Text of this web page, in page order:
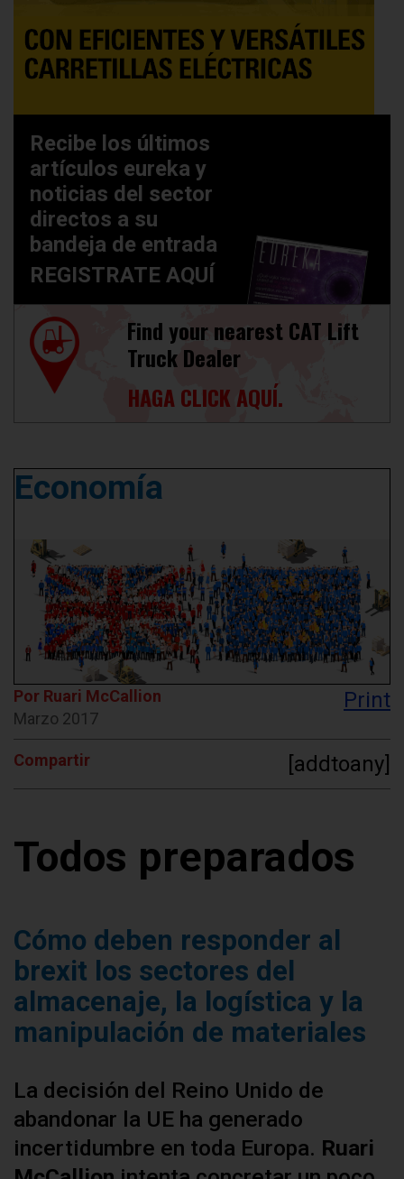
Recibe los últimos
artículos eureka y
noticias del sector
directos a su
bandeja de entrada
REGISTRATE AQUÍ
Find your nearest CAT Lift
Truck Dealer
HAGA CLICK AQUÍ.
Economía
Por Ruari McCallion
Marzo 2017
Print
Compartir [addtoany]
Todos preparados
Cómo deben responder al
brexit los sectores del
almacenaje, la logística y la
manipulación de materiales
La decisión del Reino Unido de
abandonar la UE ha generado
incertidumbre en toda Europa. Ruari